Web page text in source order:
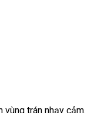
trán nhạy cảm.